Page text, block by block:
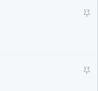
tS
tS